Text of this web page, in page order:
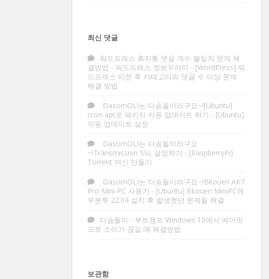
최신 댓글
워드프레스 휴지통 댓글 개수 불일치 문제 해
결방법 - 워드프레스 정보꾸러미 - [WordPress] 워
드프레스 이전 후 카테고리와 댓글 수 이상 문제
해결 방법
DasomOLI는 다솜돌이라구요~![Ubuntu]
cron-apt로 패키지 자동 업데이트 하기 - [Ubuntu]
자동 업데이트 설정
DasomOLI는 다솜돌이라구요
~!Transmission SSL 설정하기 - [RaspberryPi]
Torrent 머신 만들기
DasomOLI는 다솜돌이라구요~!Bkouen AK7
Pro Mini PC 사용기 - [Ubuntu] Bkouen MiniPC에
우분투 22.04 설치 후 발생했던 문제들 해결
다솜돌이 - 부트캠프 Windows 10에서 에어팟
프로 소리가 끊길 때 해결방법
보관함